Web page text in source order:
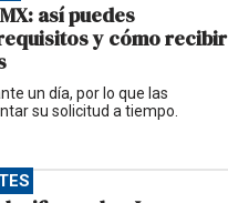
así puedes
y cómo recibir
un día, por lo que las
su solicitud a tiempo.